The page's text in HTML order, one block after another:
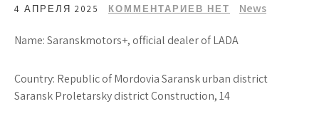
4 АПРЕЛЯ 2025 КОММЕНТАРИЕВ НЕТ News
Name: Saranskmotors+, official dealer of LADA
Country: Republic of Mordovia Saransk urban district
Saransk Proletarsky district Construction, 14